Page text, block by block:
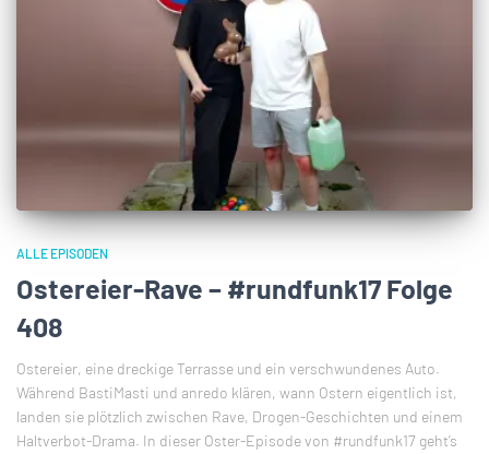
ALLE EPISODEN
Ostereier-Rave – #rundfunk17 Folge
408
Ostereier, eine dreckige Terrasse und ein verschwundenes Auto.
Während BastiMasti und anredo klären, wann Ostern eigentlich ist,
landen sie plötzlich zwischen Rave, Drogen-Geschichten und einem
Haltverbot-Drama. In dieser Oster-Episode von #rundfunk17 geht’s